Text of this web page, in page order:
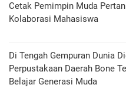
Cetak Pemimpin Muda
Kolaborasi Mahasiswa
Di Tengah Gempuran Dunia
Perpustakaan Daerah Bone
Belajar Generasi Muda